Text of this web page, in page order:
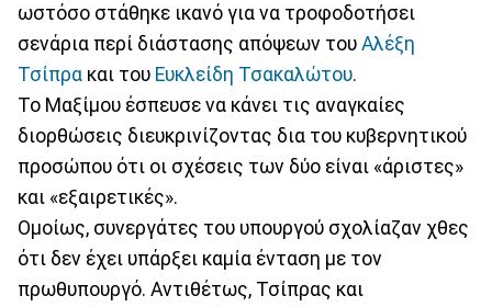
ωστόσο στάθηκε ικανό για να τροφοδοτήσει
σενάρια περί διάστασης απόψεων του Αλέξη
Τσίπρα και του Ευκλείδη Τσακαλώτου.
Το Μαξίμου έσπευσε να κάνει τις αναγκαίες
διορθώσεις διευκρινίζοντας δια του κυβερνητικού
προσώπου ότι οι σχέσεις των δύο είναι «άριστες»
και «εξαιρετικές».
Ομοίως, συνεργάτες του υπουργού σχολίαζαν χθες
ότι δεν έχει υπάρξει καμία ένταση με τον
πρωθυπουργό. Αντιθέτως, Τσίπρας και